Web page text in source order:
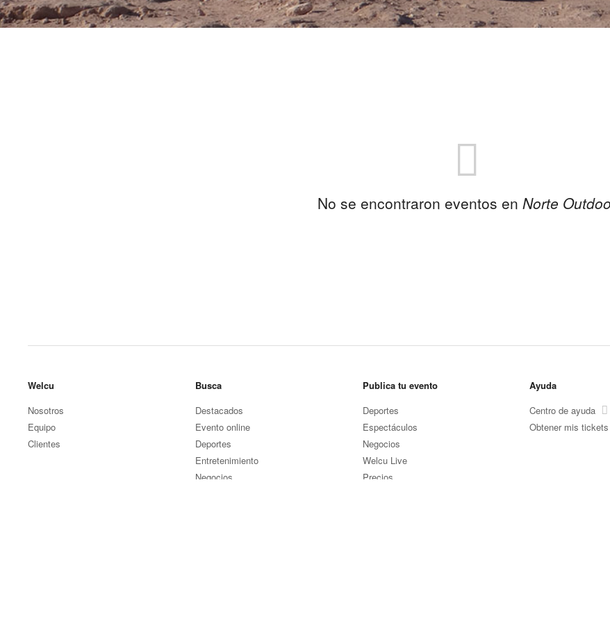
No se encontraron eventos en Norte
Welcu
Nosotros
Equipo
Clientes
Busca
Destacados
Evento online
Deportes
Entretenimiento
Negocios
Publica tu evento
Deportes
Espectáculos
Negocios
Welcu Live
Precios
Ayuda
Centro de ayuda
Obtener mis tickets